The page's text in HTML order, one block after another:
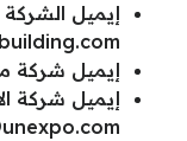
إيميل الشركة
إيميل شركة
إيميل شركة